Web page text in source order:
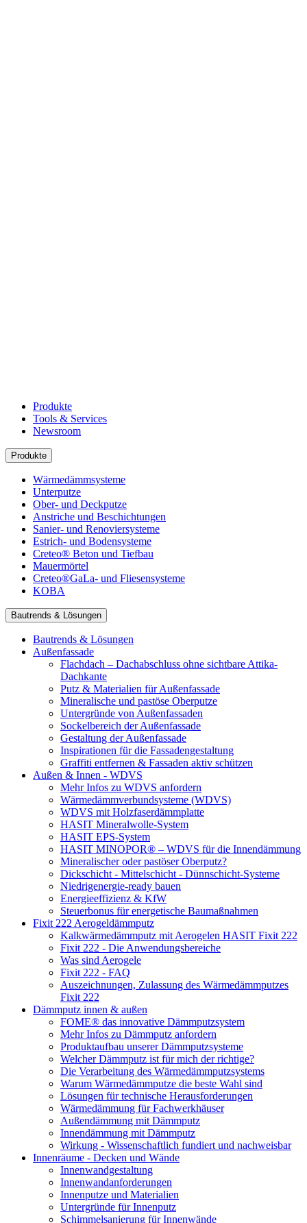
Produkte
Tools & Services
Newsroom
Produkte
Wärmedämmsysteme
Unterputze
Ober- und Deckputze
Anstriche und Beschichtungen
Sanier- und Renoviersysteme
Estrich- und Bodensysteme
Creteo® Beton und Tiefbau
Mauermörtel
Creteo®GaLa- und Fliesensysteme
KOBA
Bautrends & Lösungen
Bautrends & Lösungen
Außenfassade
Flachdach – Dachabschluss ohne sichtbare Attika-
Dachkante
Putz & Materialien für Außenfassade
Mineralische und pastöse Oberputze
Untergründe von Außenfassaden
Sockelbereich der Außenfassade
Gestaltung der Außenfassade
Inspirationen für die Fassadengestaltung
Graffiti entfernen & Fassaden aktiv schützen
Außen & Innen - WDVS
Mehr Infos zu WDVS anfordern
Wärmedämmverbundsysteme (WDVS)
WDVS mit Holzfaserdämmplatte
HASIT Mineralwolle-System
HASIT EPS-System
HASIT MINOPOR® – WDVS für die Innendämmung
Mineralischer oder pastöser Oberputz?
Dickschicht - Mittelschicht - Dünnschicht-Systeme
Niedrigenergie-ready bauen
Energieeffizienz & KfW
Steuerbonus für energetische Baumaßnahmen
Fixit 222 Aerogeldämmputz
Kalkwärmedämmputz mit Aerogelen HASIT Fixit 222
Fixit 222 - Die Anwendungsbereiche
Was sind Aerogele
Fixit 222 - FAQ
Auszeichnungen, Zulassung des Wärmedämmputzes
Fixit 222
Dämmputz innen & außen
FOME® das innovative Dämmputzsystem
Mehr Infos zu Dämmputz anfordern
Produktaufbau unserer Dämmputzsysteme
Welcher Dämmputz ist für mich der richtige?
Die Verarbeitung des Wärmedämmputzsystems
Warum Wärmedämmputze die beste Wahl sind
Lösungen für technische Herausforderungen
Wärmedämmung für Fachwerkhäuser
Außendämmung mit Dämmputz
Innendämmung mit Dämmputz
Wirkung - Wissenschaftlich fundiert und nachweisbar
Innenräume - Decken und Wände
Innenwandgestaltung
Innenwandanforderungen
Innenputze und Materialien
Untergründe für Innenputz
Schimmelsanierung für Innenwände